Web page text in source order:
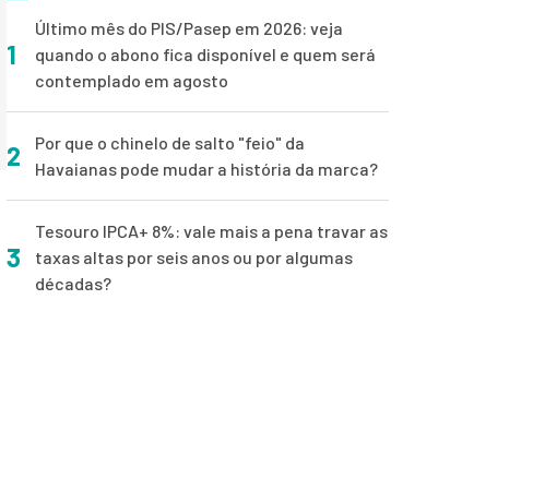
1
Último mês do PIS/Pasep em 2026: veja
quando o abono fica disponível e quem será
contemplado em agosto
2
Por que o chinelo de salto "feio" da
Havaianas pode mudar a história da marca?
3
Tesouro IPCA+ 8%: vale mais a pena travar as
taxas altas por seis anos ou por algumas
décadas?